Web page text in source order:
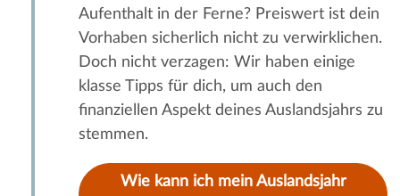
Aufenthalt in der Ferne? Preiswert ist dein
Vorhaben sicherlich nicht zu verwirklichen.
Doch nicht verzagen: Wir haben einige
klasse Tipps für dich, um auch den
finanziellen Aspekt deines Auslandsjahrs zu
stemmen.
Wie kann ich mein Auslandsjahr